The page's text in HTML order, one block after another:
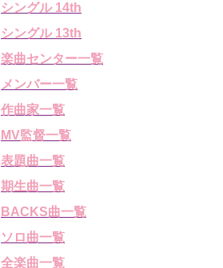
シングル 14th
シングル 13th
楽曲センター一覧
メンバー一覧
作曲家一覧
MV監督一覧
表題曲一覧
期生曲一覧
BACKS曲一覧
ソロ曲一覧
全楽曲一覧